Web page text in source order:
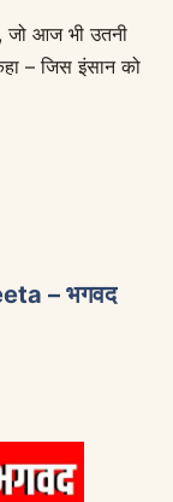
जो आज भी उतनी
– जिस इंसान को
– भगवद